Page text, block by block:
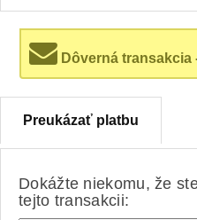
Dôverná
Preukázať platbu
Dokážte niekomu, že
tejto transakcii: